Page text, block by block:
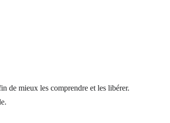
de mieux les comprendre et les libérer.